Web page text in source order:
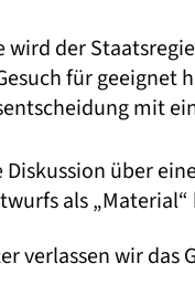
wird der
für
mit
über
als
verlassen wir das